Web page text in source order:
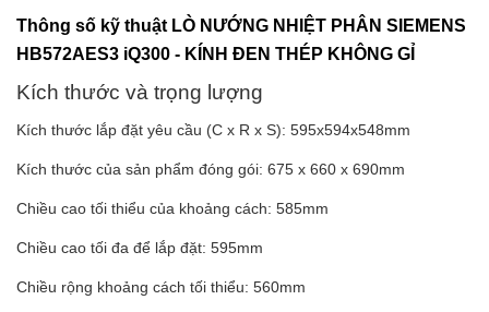
Thông số kỹ thuật LÒ NƯỚNG NHIỆT PHÂN SIEMENS
HB572AES3 iQ300 - KÍNH ĐEN THÉP KHÔNG GỈ
Kích thước và trọng lượng
Kích thước lắp đặt yêu cầu (C x R x S): 595x594x548mm
Kích thước của sản phẩm đóng gói: 675 x 660 x 690mm
Chiều cao tối thiểu của khoảng cách: 585mm
Chiều cao tối đa để lắp đặt: 595mm
Chiều rộng khoảng cách tối thiểu: 560mm